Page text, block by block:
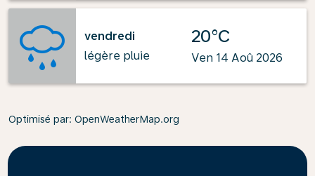
vendredi
légère pluie
20°C
Ven 14 Aoû 2026
Optimisé par: OpenWeatherMap.org